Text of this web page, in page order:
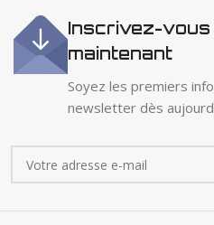
Inscrivez-
maintenant
Soyez les premiers
newsletter dès